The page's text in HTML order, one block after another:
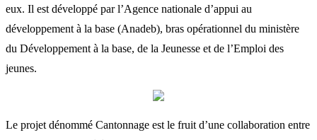
eux. Il est développé par l’Agence nationale d’appui au
développement à la base (Anadeb), bras opérationnel du ministère
du Développement à la base, de la Jeunesse et de l’Emploi des
jeunes.
Le projet dénommé Cantonnage est le fruit d’une collaboration entre